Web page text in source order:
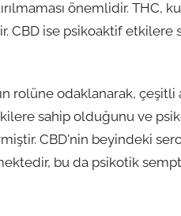
önemlidir. THC,
CBD ise psikoaktif
rolüne odaklanarak, çeşitli
sahip olduğunu ve
CBD'nin beyindeki
bu da psikotik